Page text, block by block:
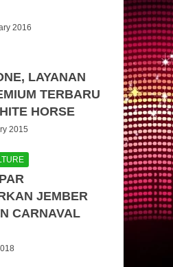
2016
LAYANAN
TERBARU
HORSE
2015
JEMBER
CARNAVAL